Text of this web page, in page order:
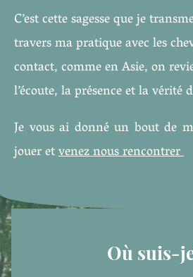
C’est cette sagesse que je
travers ma pratique avec les
contact, comme en Asie, on
l’écoute, la présence et la vérité
Je vous ai donné un bout de
jouer etvenez nous rencontrer
Où suis-